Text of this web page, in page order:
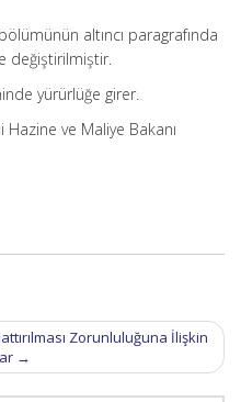
altıncı paragrafında
değiştirilmiştir.
yürürlüğe girer.
ve Maliye Bakanı
Zorunluluğuna İlişkin
→